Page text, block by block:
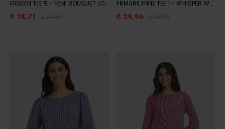
FRSEEN TEE 9 - FEMI BOUQUET LOTUS
€ 18,71
FRMARILYNNE TEE 1 - WHISPER WHITE
€ 29,96